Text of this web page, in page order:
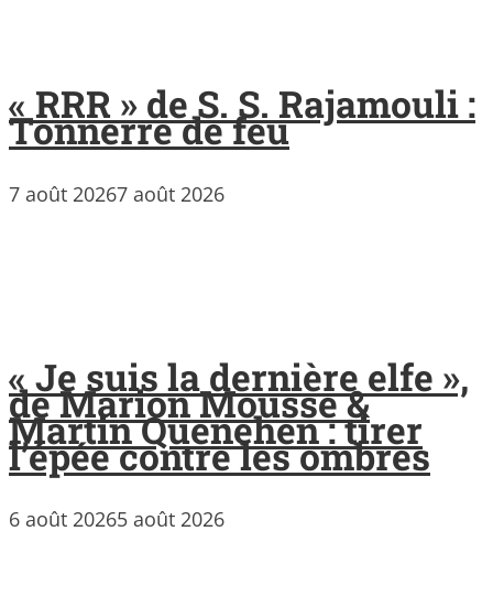
« RRR » de S. S. Rajamouli :
Tonnerre de feu
7 août 20267 août 2026
« Je suis la dernière elfe »,
de Marion Mousse &
Martin Quenehen : tirer
l’épée contre les ombres
6 août 20265 août 2026